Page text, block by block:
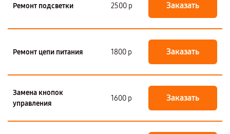
Ремонт подсветки 2500 р Заказать
Ремонт цепи питания 1800 р Заказать
Замена кнопок
управления
1600 р Заказать